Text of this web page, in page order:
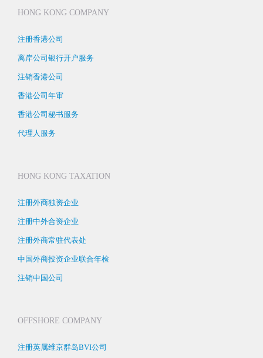
HONG KONG COMPANY
注册香港公司
离岸公司银行开户服务
注销香港公司
香港公司年审
香港公司秘书服务
代理人服务
HONG KONG TAXATION
注册外商独资企业
注册中外合资企业
注册外商常驻代表处
中国外商投资企业联合年检
注销中国公司
OFFSHORE COMPANY
注册英属维京群岛BVI公司